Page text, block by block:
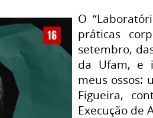
O
práticas
setembro,
da Ufam, e
meus ossos:
Figueira,
Execução de